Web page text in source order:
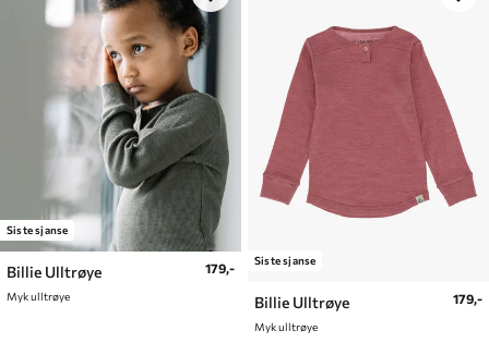
Siste sjanse
Billie Ulltrøye
Myk ulltrøye
179,-
Siste sjanse
Billie Ulltrøye
Myk ulltrøye
179,-